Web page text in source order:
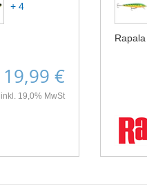
+ 4
19,99 €
inkl. 19,0% MwSt